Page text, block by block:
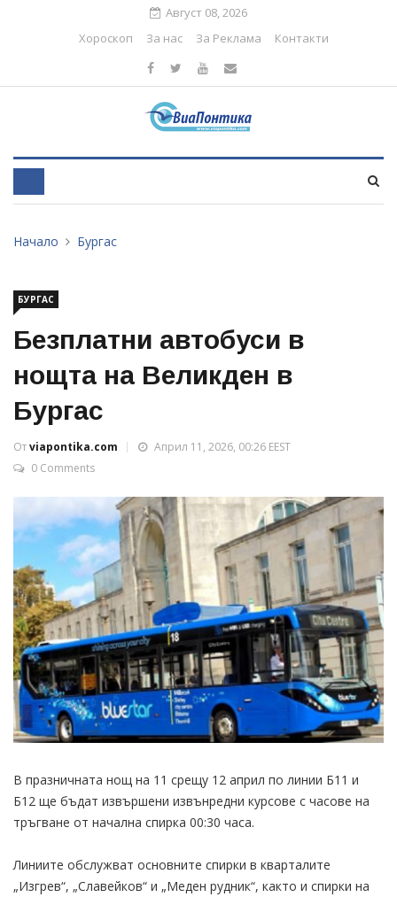
Август 08, 2026
Хороскоп
За нас За Реклама Контакти
Начало Бургас
БУРГАС
Безплатни автобуси в
нощта на Великден в
Бургас
Отviapontika.com
Април 11, 2026, 00:26 EEST
0 Comments
В празничната нощ на 11 срещу 12 април по линии Б11 и
Б12 ще бъдат извършени извънредни курсове с часове на
тръгване от начална спирка 00:30 часа.
Линиите обслужват основните спирки в кварталите
„Изгрев“, „Славейков“ и „Меден рудник“, както и спирки на